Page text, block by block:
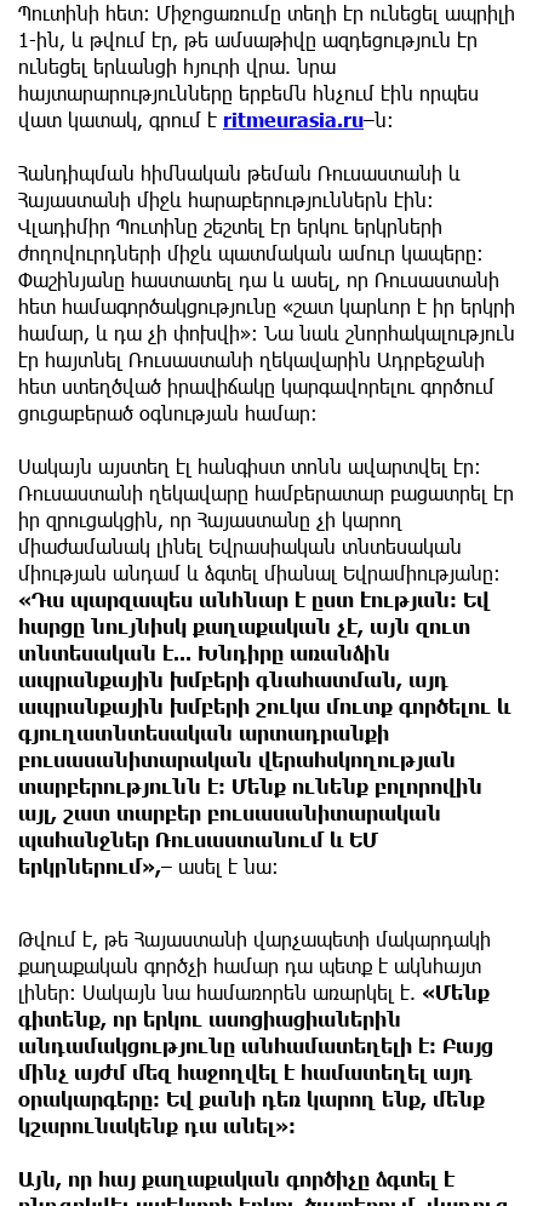
Պուտինի հետ։ Միջոցառումը տեղի էր ունեցել ապրիլի
1-ին, և թվում էր, թե ամսաթիվը ազդեցություն էր
ունեցել երևանցի հյուրի վրա. նրա
հայտարարությունները երբեմն հնչում էին որպես
վատ կատակ, գրում է ritmeurasia.ru–ն։
Հանդիպման հիմնական թեման Ռուսաստանի և
Հայաստանի միջև հարաբերություններն էին։
Վլադիմիր Պուտինը շեշտել էր երկու երկրների
ժողովուրդների միջև պատմական ամուր կապերը։
Փաշինյանը հաստատել դա և ասել, որ Ռուսաստանի
հետ համագործակցությունը «շատ կարևոր է իր երկրի
համար, և դա չի փոխվի»։ Նա նաև շնորհակալություն
էր հայտնել Ռուսաստանի ղեկավարին Ադրբեջանի
հետ ստեղծված իրավիճակը կարգավորելու գործում
ցուցաբերած օգնության համար։
Սակայն այստեղ էլ հանգիստ տոնն ավարտվել էր։
Ռուսաստանի ղեկավարը համբերատար բացատրել էր
իր զրուցակցին, որ Հայաստանը չի կարող
միաժամանակ լինել Եվրասիական տնտեսական
միության անդամ և ձգտել միանալ Եվրամիությանը:
«Դա պարզապես անհնար է ըստ էության։ Եվ
հարցը նույնիսկ քաղաքական չէ, այն զուտ
տնտեսական է... Խնդիրը առանձին
ապրանքային խմբերի գնահատման, այդ
ապրանքային խմբերի շուկա մուտք գործելու և
գյուղատնտեսական արտադրանքի
բուսասանիտարական վերահսկողության
տարբերությունն է։ Մենք ունենք բոլորովին
այլ, շատ տարբեր բուսասանիտարական
պահանջներ Ռուսաստանում և ԵՄ
երկրներում»,– ասել է նա։
Թվում է, թե Հայաստանի վարչապետի մակարդակի
քաղաքական գործչի համար դա պետք է ակնհայտ
լիներ։ Սակայն նա համառորեն առարկել է. «Մենք
գիտենք, որ երկու ասոցիացիաներին
անդամակցությունը անհամատեղելի է։ Բայց
մինչ այժմ մեզ հաջողվել է համատեղել այդ
օրակարգերը։ Եվ քանի դեռ կարող ենք, մենք
կշարունակենք դա անել»։
Այն, որ հայ քաղաքական գործիչը ձգտել է